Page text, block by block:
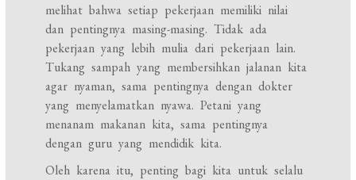
melihat bahwa setiap pekerjaan memiliki nilai
dan pentingnya masing-masing. Tidak ada
pekerjaan yang lebih mulia dari pekerjaan lain.
Tukang sampah yang membersihkan jalanan kita
agar nyaman, sama pentingnya dengan dokter
yang menyelamatkan nyawa. Petani yang
menanam makanan kita, sama pentingnya
dengan guru yang mendidik kita.
Oleh karena itu, penting bagi kita untuk selalu